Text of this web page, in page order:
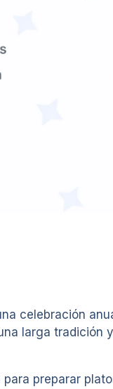
celebración
larga tradición
preparar